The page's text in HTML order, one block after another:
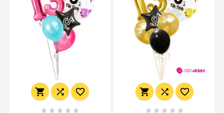
  
    
  
    